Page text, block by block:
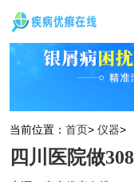
当前位置： 首页> 仪器>
四川医院做